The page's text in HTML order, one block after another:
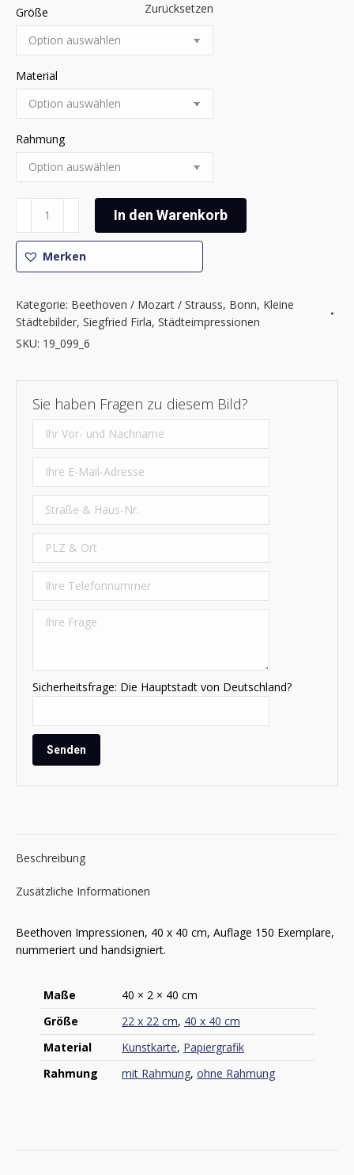
Größe
Material
Rahmung
Zurücksetzen
-
Beethoven
Impressionen
Menge
In den Warenkorb
Merken
Kategorie: Beethoven / Mozart / Strauss, Bonn, Kleine
Städtebilder, Siegfried Firla, Städteimpressionen
SKU: 19_099_6
Sie haben Fragen zu diesem Bild?
Sicherheitsfrage: Die Hauptstadt von Deutschland?
Beschreibung
Zusätzliche Informationen
Beethoven Impressionen, 40 x 40 cm, Auflage 150 Exemplare,
nummeriert und handsigniert.
Maße
40 × 2 × 40 cm
Größe
22 x 22 cm, 40 x 40 cm
Material
Kunstkarte, Papiergrafik
Rahmung
mit Rahmung, ohne Rahmung